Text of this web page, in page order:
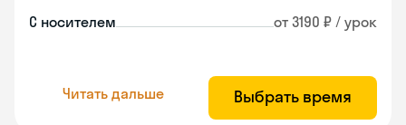
С носителем от 3190 ₽ / урок
Читать дальше Выбрать время